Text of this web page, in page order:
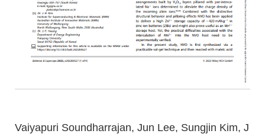
Vaiyapuri Soundharrajan, Jun Lee, Sungjin Kim, J